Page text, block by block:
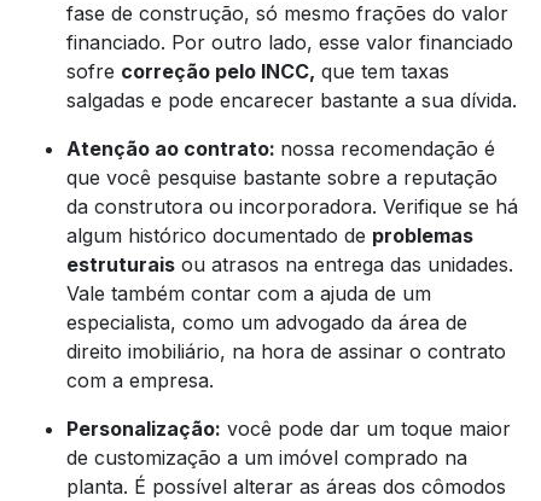
fase de construção, só mesmo frações do valor
financiado. Por outro lado, esse valor financiado
sofre correção pelo INCC, que tem taxas
salgadas e pode encarecer bastante a sua dívida.
Atenção ao contrato: nossa recomendação é
que você pesquise bastante sobre a reputação
da construtora ou incorporadora. Verifique se há
algum histórico documentado de problemas
estruturais ou atrasos na entrega das unidades.
Vale também contar com a ajuda de um
especialista, como um advogado da área de
direito imobiliário, na hora de assinar o contrato
com a empresa.
Personalização: você pode dar um toque maior
de customização a um imóvel comprado na
planta. É possível alterar as áreas dos cômodos